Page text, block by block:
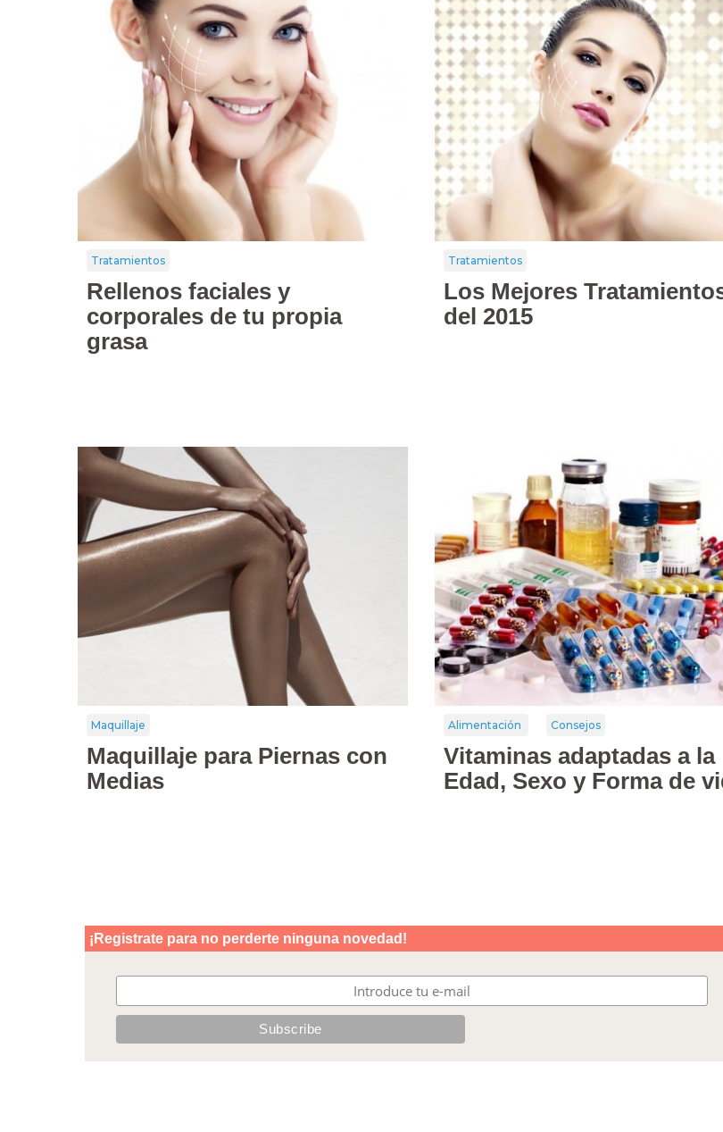
Tratamientos
Rellenos faciales y
corporales de tu propia
grasa
Tratamientos
Los Mejores
del 2015
Maquillaje
Maquillaje para Piernas con
Medias
Alimentación Consejos
Vitaminas adaptadas a la
Edad, Sexo y Forma de